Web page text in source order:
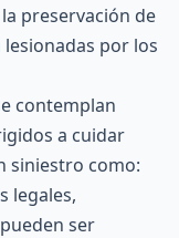
preservación de
por los
contemplan
a cuidar
siniestro como:
legales,
ser